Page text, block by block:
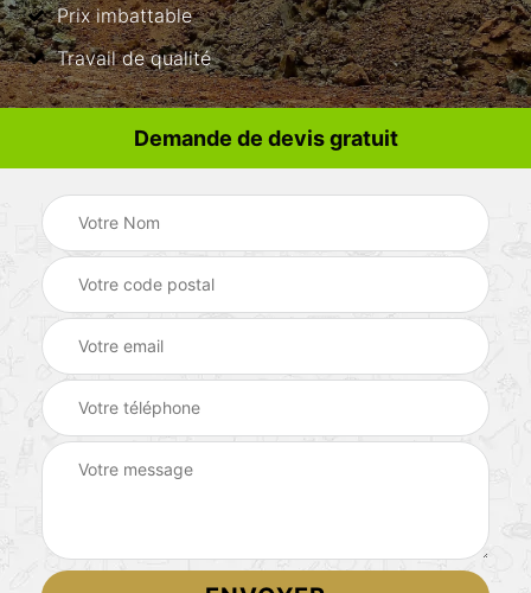
Prix imbattable
Travail de qualité
Demande de devis gratuit